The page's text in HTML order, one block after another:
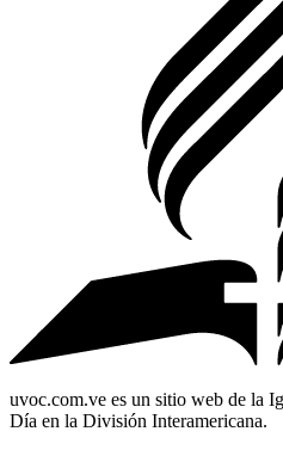
uvoc.com.ve es un sitio web de la
Día en la División Interamericana.